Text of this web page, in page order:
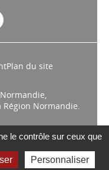
Plan du site
Normandie.
le contrôle sur ceux que
Personnaliser